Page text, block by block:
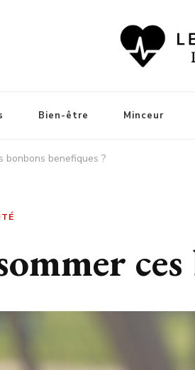
Bien-être Minceur
bonbons benefiques ?